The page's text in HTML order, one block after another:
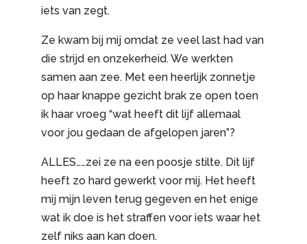
iets van zegt.
Ze kwam bij mij omdat ze veel last had van
die strijd en onzekerheid. We werkten
samen aan zee. Met een heerlijk zonnetje
op haar knappe gezicht brak ze open toen
ik haar vroeg “wat heeft dit lijf allemaal
voor jou gedaan de afgelopen jaren”?
ALLES……zei ze na een poosje stilte. Dit lijf
heeft zo hard gewerkt voor mij. Het heeft
mij mijn leven terug gegeven en het enige
wat ik doe is het straffen voor iets waar het
zelf niks aan kan doen.